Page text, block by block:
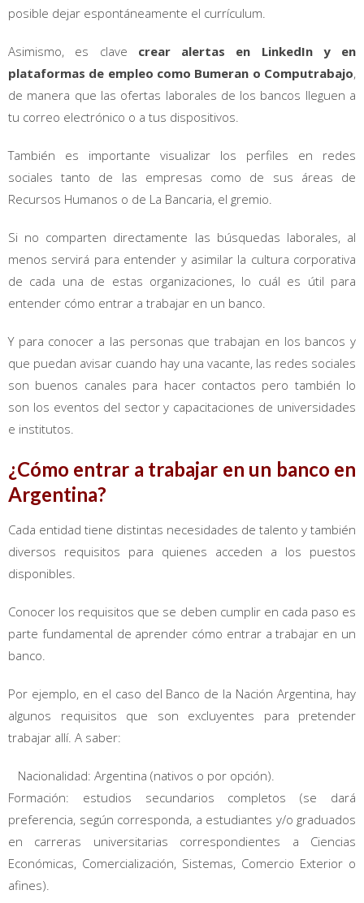
posible dejar espontáneamente el currículum.
Asimismo, es clave crear alertas en LinkedIn y en
plataformas de empleo como Bumeran o Computrabajo,
de manera que las ofertas laborales de los bancos lleguen a
tu correo electrónico o a tus dispositivos.
También es importante visualizar los perfiles en redes
sociales tanto de las empresas como de sus áreas de
Recursos Humanos o de La Bancaria, el gremio.
Si no comparten directamente las búsquedas laborales, al
menos servirá para entender y asimilar la cultura corporativa
de cada una de estas organizaciones, lo cuál es útil para
entender cómo entrar a trabajar en un banco.
Y para conocer a las personas que trabajan en los bancos y
que puedan avisar cuando hay una vacante, las redes sociales
son buenos canales para hacer contactos pero también lo
son los eventos del sector y capacitaciones de universidades
e institutos.
¿Cómo entrar a trabajar en un banco en
Argentina?
Cada entidad tiene distintas necesidades de talento y también
diversos requisitos para quienes acceden a los puestos
disponibles.
Conocer los requisitos que se deben cumplir en cada paso es
parte fundamental de aprender cómo entrar a trabajar en un
banco.
Por ejemplo, en el caso del Banco de la Nación Argentina, hay
algunos requisitos que son excluyentes para pretender
trabajar allí. A saber:
Nacionalidad: Argentina (nativos o por opción).
Formación: estudios secundarios completos (se dará
preferencia, según corresponda, a estudiantes y/o graduados
en carreras universitarias correspondientes a Ciencias
Económicas, Comercialización, Sistemas, Comercio Exterior o
afines).